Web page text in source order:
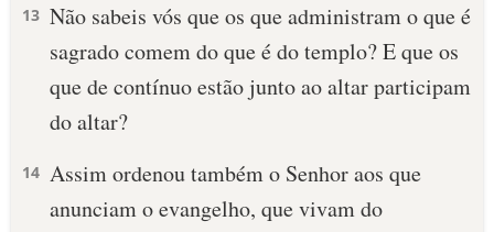
13 Não sabeis vós que os que administram o que é
sagrado comem do que é do templo? E que os
que de contínuo estão junto ao altar participam
do altar?
14 Assim ordenou também o Senhor aos que
anunciam o evangelho, que vivam do